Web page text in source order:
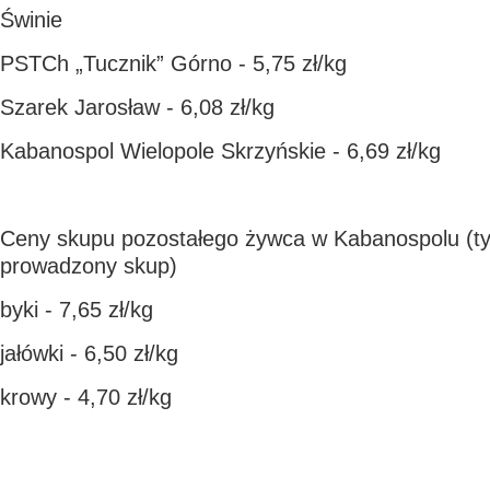
Świnie
PSTCh „Tucznik” Górno - 5,75 zł/kg
Szarek Jarosław - 6,08 zł/kg
Kabanospol Wielopole Skrzyńskie - 6,69 zł/kg
Ceny skupu pozostałego żywca w Kabanospolu
prowadzony skup)
byki - 7,65 zł/kg
jałówki - 6,50 zł/kg
krowy - 4,70 zł/kg